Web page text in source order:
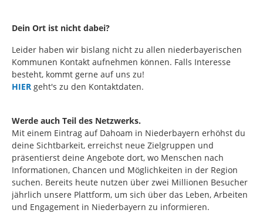
Dein Ort ist nicht dabei?
Leider haben wir bislang nicht zu allen niederbayerischen
Kommunen Kontakt aufnehmen können. Falls Interesse
besteht, kommt gerne auf uns zu!
HIER geht's zu den Kontaktdaten.
Werde auch Teil des Netzwerks.
Mit einem Eintrag auf Dahoam in Niederbayern erhöhst du
deine Sichtbarkeit, erreichst neue Zielgruppen und
präsentierst deine Angebote dort, wo Menschen nach
Informationen, Chancen und Möglichkeiten in der Region
suchen. Bereits heute nutzen über zwei Millionen Besucher
jährlich unsere Plattform, um sich über das Leben, Arbeiten
und Engagement in Niederbayern zu informieren.